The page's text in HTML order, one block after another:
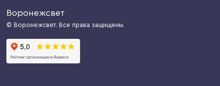
Воронежсвет
© Воронежсвет. Все права защищены.